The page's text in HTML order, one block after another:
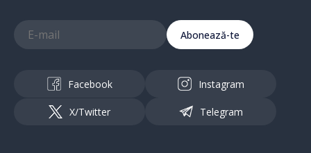
Abonează-te
Facebook Instagram
X/Twitter Telegram